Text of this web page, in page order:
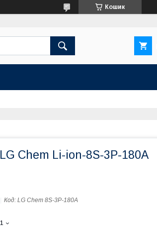
Кошик
Chem Li-ion-8S-3P-180A
Код: LG Chem 8S-3P-180A